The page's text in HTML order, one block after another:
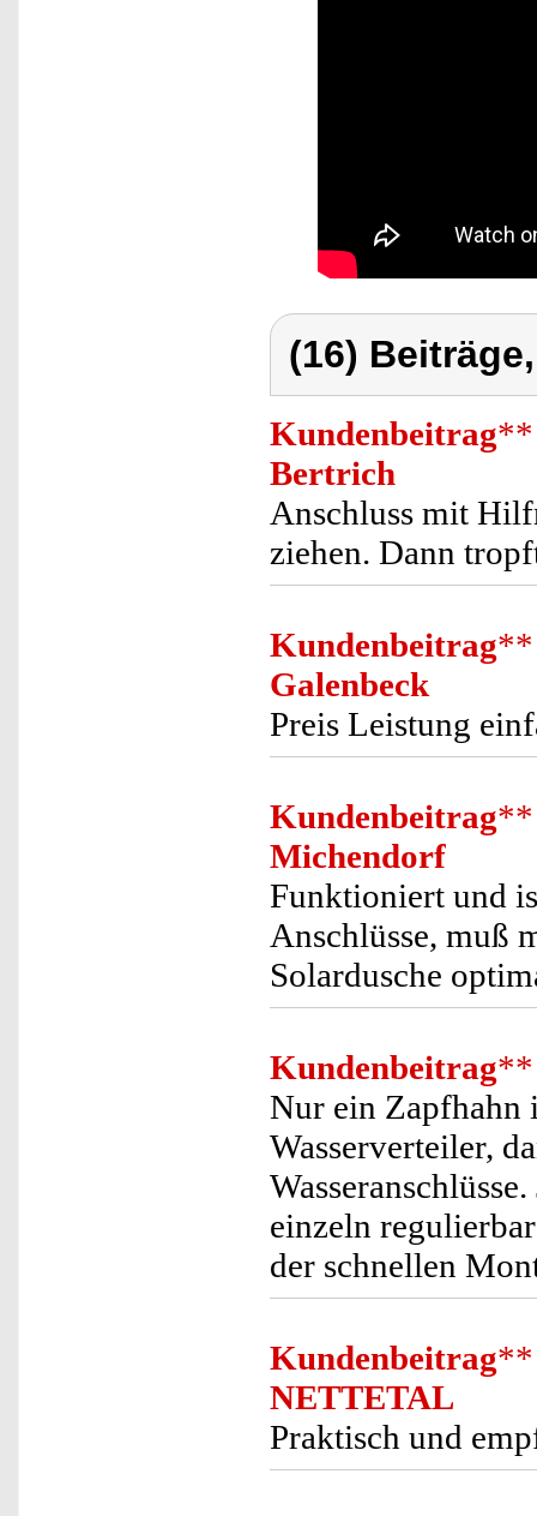
(16)
Kundenbeitrag**
Bertrich
Anschluss mit
ziehen. Dann
Kundenbeitrag**
Galenbeck
Preis Leistung
Kundenbeitrag**
Michendorf
Funktioniert und
Anschlüsse, muß
Solardusche
Kundenbeitrag**
Nur ein Zapfhahn
Wasserverteiler,
einzeln
der schnellen
Kundenbeitrag**
NETTETAL
Praktisch und